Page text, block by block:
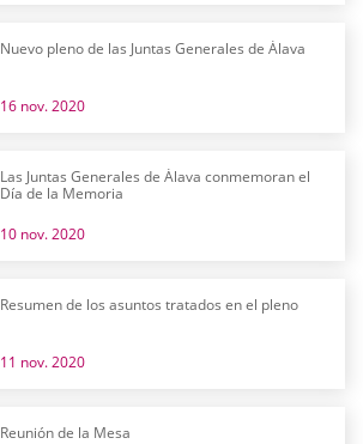
Nuevo pleno de las Juntas Generales de Álava
16 nov. 2020
Las Juntas Generales de Álava conmemoran el
Día de la Memoria
10 nov. 2020
Resumen de los asuntos tratados en el pleno
11 nov. 2020
Reunión de la Mesa